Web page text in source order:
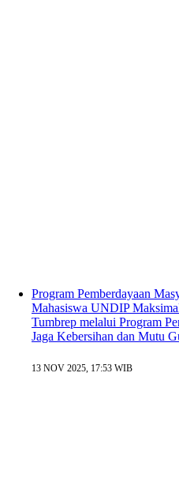
Program Pemberdayaan
Mahasiswa UNDIP
Tumbrep melalui Program
Jaga Kebersihan dan Mutu
13 NOV 2025, 17:53 WIB